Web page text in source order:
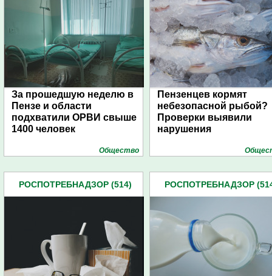
За прошедшую неделю в
Пензе и области
подхватили ОРВИ свыше
1400 человек
Общество
Пензенцев кормят
небезопасной рыбой?
Проверки выявили
нарушения
РОСПОТРЕБНАДЗОР (514) РОСПОТРЕБНАДЗОР